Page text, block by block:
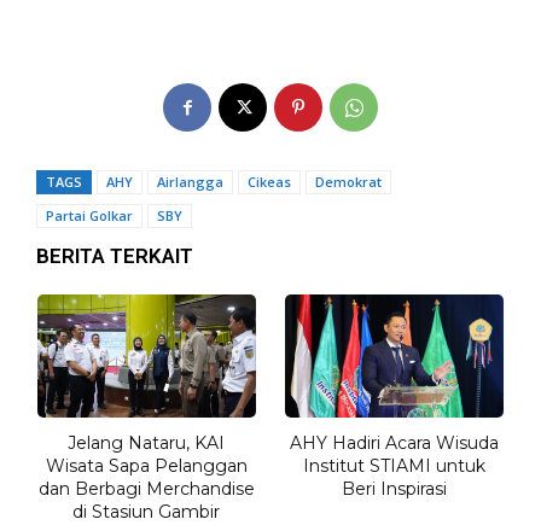
TAGS AHY Airlangga Cikeas
Demokrat
Partai Golkar
SBY
BERITA TERKAIT
Jelang Nataru, KAI
Wisata Sapa Pelanggan
dan Berbagi Merchandise
di Stasiun Gambir
AHY Hadiri Acara Wisuda
Institut STIAMI untuk
Beri Inspirasi